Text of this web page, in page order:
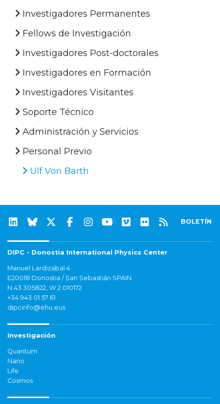
Investigadores Permanentes
Fellows de Investigación
Investigadores Post-doctorales
Investigadores en Formación
Investigadores Visitantes
Soporte Técnico
Administración y Servicios
Personal Previo
Ulf Von Barth
BOLETÍN
DIPC - Donostia International Physics Center
Manuel Lardizabal 4
E20018 Donostia / San Sebastián SPAIN
N 43.305822, W 2.010172
+34 943 01 57 61
dipcinfo@ehu.eus
Investigación
Quantum
Nano
Life
Cosmos